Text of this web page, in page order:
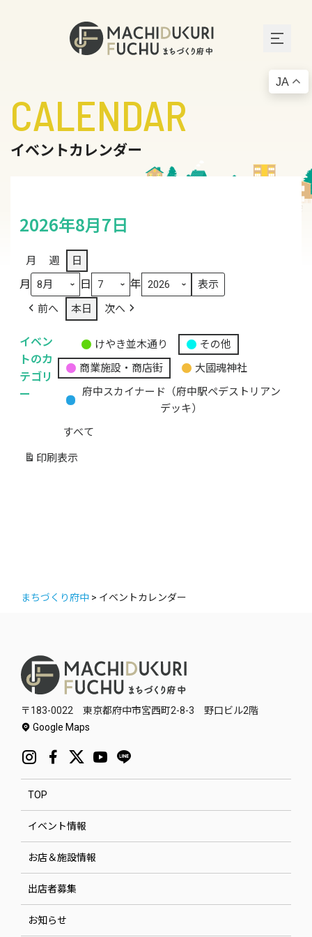
CALENDAR
イベントカレンダー
2026年8月7日
月 週 日
月 日 年
前へ 本日 次へ
イベン
トのカ
テゴリ
ー
題
カ
ゴ
リ
けやき並木通り
その他
商業施設・商店街
大國魂神社
府中スカイナード（府中駅ペデストリアン
デッキ）
すべて
印刷 表示
まちづくり府中 > イベントカレンダー
〒183-0022 東京都府中市宮西町2-8-3 野口ビル2階
Google Maps
TOP
イベント情報
お店＆施設情報
出店者募集
お知らせ
JA